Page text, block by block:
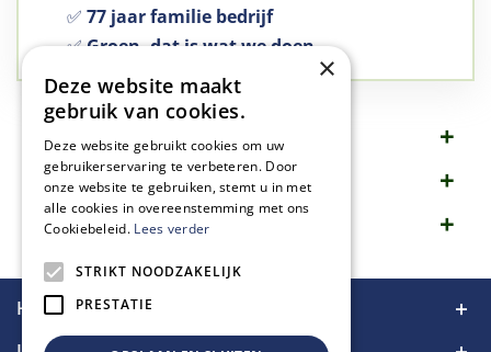
✅ 77 jaar familie bedrijf
✅Groen, dat is wat we doen
Omschrijving
Specificaties
Merk
Handige links
×
Deze website maakt
gebruik van cookies.
Deze website gebruikt cookies om uw
gebruikerservaring te verbeteren. Door
onze website te gebruiken, stemt u in met
alle cookies in overeenstemming met ons
Cookiebeleid. Lees verder
STRIKT NOODZAKELIJK
PRESTATIE